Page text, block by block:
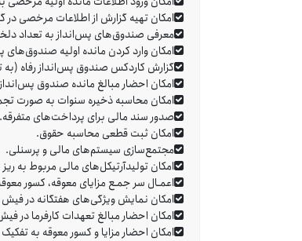
امکان تهیه گزارش از اطلاعات مرخصی در
معرفی صندوق‌های پس‌انداز به تعداد
امکان وارد کردن مانده اولیه صندوق‌های
گزارش کاردکس صندوق پس‌انداز رفاه (به
امکان احضار مبالغ مانده صندوق
امکان محاسبه ذخیره سنوات به صورت
صدور سند مالی برای پرداخت‌های متفرقه.
امکان ثبت قطعی محاسبه حقوق.
مجتمع‌سازی سیستم‌های مالی و پرسنلی.
امکان تولیدآرتیکل‌های مالی مربوط به
اعمـال سر جمـع مزایای معوقه، کسور
امکان نمایش ویژگی‌های هفتگانه در
امکان احضار مبالغ تعهدات کارفرما در
امکان احضار مزایا و کسور معوقه به